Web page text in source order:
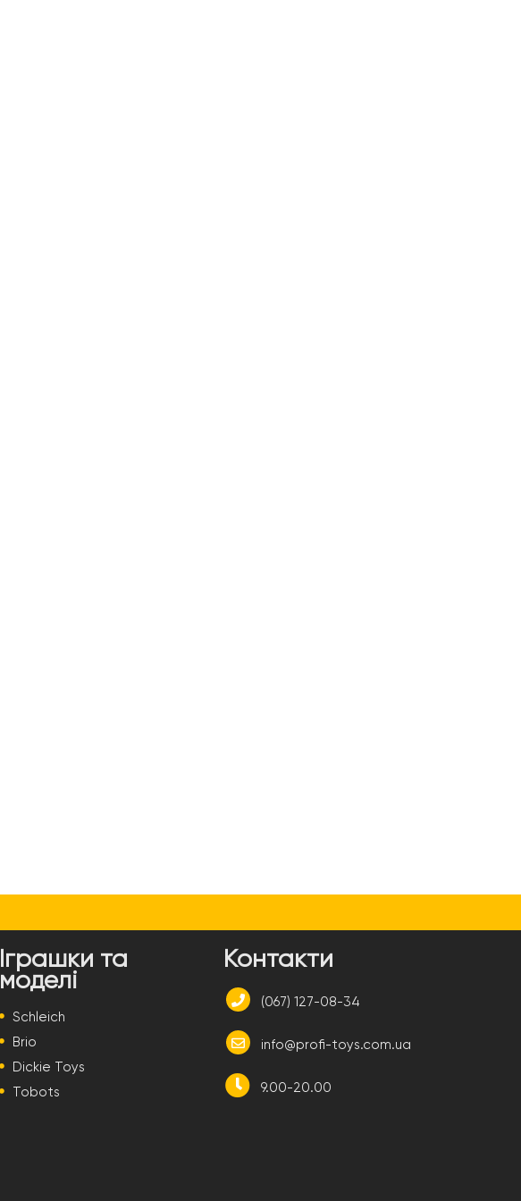
Іграшки та
моделі
Schleich
Brio
Dickie Toys
Tobots
Контакти
(067) 127-08-34
info@profi-toys.com.ua
9.00-20.00